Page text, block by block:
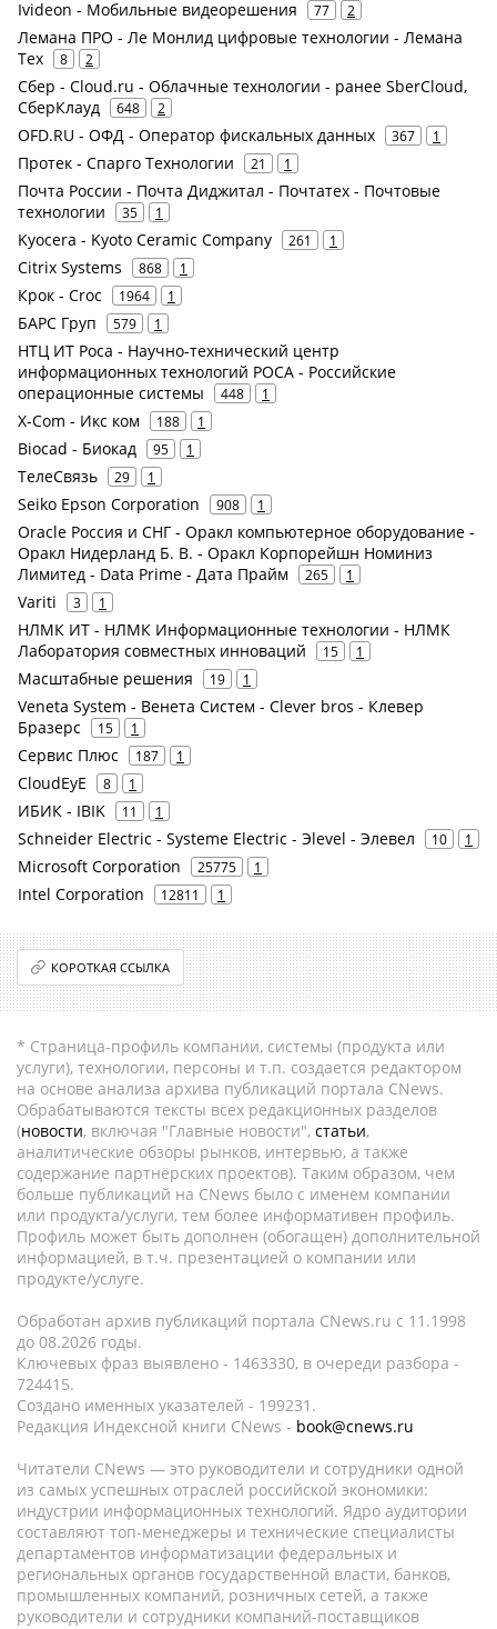
Ivideon - Мобильные видеорешения 77 2
Лемана ПРО - Ле Монлид цифровые технологии - Лемана
Тех
8 2
Сбер - Cloud.ru - Облачные технологии - ранее SberCloud,
СберКлауд
648 2
OFD.RU - ОФД - Оператор фискальных данных 367 1
Протек - Спарго Технологии 21 1
Почта России - Почта Диджитал - Почтатех - Почтовые
технологии
35 1
Kyocera - Kyoto Ceramic Company 261 1
Citrix Systems 868 1
Крок - Croc 1964 1
БАРС Груп 579 1
НТЦ ИТ Роса - Научно-технический центр
информационных технологий РОСА - Российские
операционные системы
448 1
X-Com - Икс ком 188 1
Biocad - Биокад 95 1
ТелеСвязь 29 1
Seiko Epson Corporation 908 1
Oracle Россия и СНГ - Оракл компьютерное оборудование -
Оракл Нидерланд Б. В. - Оракл Корпорейшн Номиниз
Лимитед - Data Prime - Дата Прайм
265 1
Variti 3 1
НЛМК ИТ - НЛМК Информационные технологии - НЛМК
Лаборатория совместных инноваций
15 1
Масштабные решения 19 1
Veneta System - Венета Систем - Clever bros - Клевер
Бразерс
15 1
Сервис Плюс 187 1
CloudEyE 8 1
ИБИК - IBIK 11 1
Schneider Electric - Systeme Electric - Эlevel - Элевел 10 1
Microsoft Corporation 25775 1
Intel Corporation 12811 1
КОРОТКАЯ ССЫЛКА
* Страница-профиль компании, системы (продукта или
услуги), технологии, персоны и т.п. создается редактором
на основе анализа архива публикаций портала CNews.
Обрабатываются тексты всех редакционных разделов
(новости, включая "Главные новости", статьи,
аналитические обзоры рынков, интервью, а также
содержание партнёрских проектов). Таким образом, чем
больше публикаций на CNews было с именем компании
или продукта/услуги, тем более информативен профиль.
Профиль может быть дополнен (обогащен) дополнительной
информацией, в т.ч. презентацией о компании или
продукте/услуге.
Обработан архив публикаций портала CNews.ru c 11.1998
до 08.2026 годы.
Ключевых фраз выявлено - 1463330, в очереди разбора -
724415.
Создано именных указателей - 199231.
Редакция Индексной книги CNews - book@cnews.ru
Читатели CNews — это руководители и сотрудники одной
из самых успешных отраслей российской экономики:
индустрии информационных технологий. Ядро аудитории
составляют топ-менеджеры и технические специалисты
департаментов информатизации федеральных и
региональных органов государственной власти, банков,
промышленных компаний, розничных сетей, а также
руководители и сотрудники компаний-поставщиков